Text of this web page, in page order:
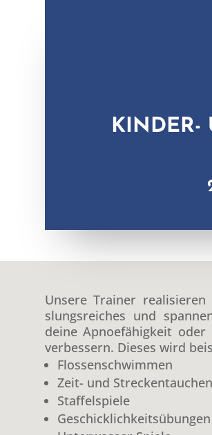
KINDER-
Unsere Train­er
slungsre­ich­es und
deine Apnoe­fähigkeit
verbessern. Dieses wird
Flossen­schwim­men
Zeit- und Streckentauchen
Staffel­spiele